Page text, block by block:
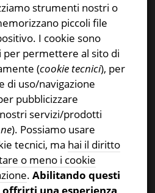
strumenti nostri o
piccoli file
I cookie sono
permettere al sito di
(cookie tecnici), per
di uso/navigazione
pubblicizzare
servizi/prodotti
). Possiamo usare
tecnici, ma hai il diritto
o meno i cookie
.Abilitando questi